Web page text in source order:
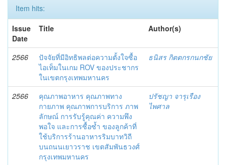
Item hits:
Issue
Date
Title Author(s)
2566
ปัจจัยที่มีอิทธิพลต่อความตั้งใจซื้อ
ไอเท็มในเกม ROV ของประชากร
ในเขตกรุงเทพมหานคร
ธนิสร กิตตกรกนกชัย
2566
คุณภาพอาหาร คุณภาพทาง
กายภาพ คุณภาพการบริการ ภาพ
ลักษณ์ การรับรู้คุณค่า ความพึง
พอใจ และการซื้อซ้ำ ของลูกค้าที่
ใช้บริการร้านอาหารริมบาทวิถี
บนถนนเยาวราช เขตสัมพันธวงศ์
กรุงเทพมหานคร
ปรัชญา จารุเรือง
ไพศาล